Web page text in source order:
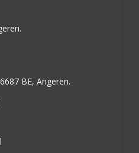
BE, Angeren.